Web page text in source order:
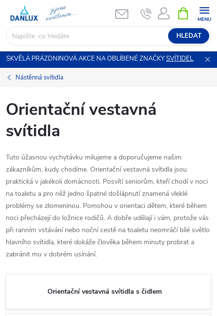
obsah
HLEDAT
NÁKUPNÍ
KOŠÍK
SKVĚLÁ PRÁZDNINOVÁ AKCE NA OBLÍBENÉ ZNAČKYSVÍTIDEL.
Nástěnná svítidla
Orientační vestavná
svítidla
Tuto úžasnou vychytávku milujeme a doporučujeme našim
zákazníkům, kudy chodíme. Orientační vestavná svítidla jsou
praktická v jakékoli domácnosti. Posvítí seniorům, kteří chodí v noci
na toaletu a pro něž jedno špatné došlápnutí znamená vleklé
problémy se zlomeninou. Pomohou v orientaci dětem, které během
noci přecházejí do ložnice rodičů. A dobře udělají i vám, protože vás
při ranním vstávání nebo noční cestě na toaletu neomráčí bílé světlo
hlavního svítidla, které dokáže člověka během minuty probrat a
zabránit mu v dobrém usínání.
Orientační vestavná svítidla s čidlem